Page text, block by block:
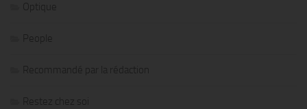
Optique
People
Recommandé par la rédaction
Restez chez soi